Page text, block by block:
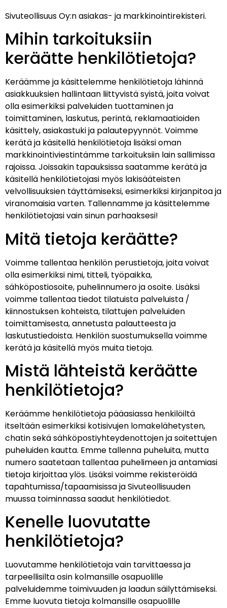
Sivuteollisuus Oy:n asiakas- ja markkinointirekisteri.
Mihin tarkoituksiin
keräätte henkilötietoja?
Keräämme ja käsittelemme henkilötietoja lähinnä
asiakkuuksien hallintaan liittyvistä syistä, joita voivat
olla esimerkiksi palveluiden tuottaminen ja
toimittaminen, laskutus, perintä, reklamaatioiden
käsittely, asiakastuki ja palautepyynnöt. Voimme
kerätä ja käsitellä henkilötietoja lisäksi oman
markkinointiviestintämme tarkoituksiin lain sallimissa
rajoissa. Joissakin tapauksissa saatamme kerätä ja
käsitellä henkilötietojasi myös lakisääteisten
velvollisuuksien täyttämiseksi, esimerkiksi kirjanpitoa ja
viranomaisia varten. Tallennamme ja käsittelemme
henkilötietojasi vain sinun parhaaksesi!
Mitä tietoja keräätte?
Voimme tallentaa henkilön perustietoja, joita voivat
olla esimerkiksi nimi, titteli, työpaikka,
sähköpostiosoite, puhelinnumero ja osoite. Lisäksi
voimme tallentaa tiedot tilatuista palveluista /
kiinnostuksen kohteista, tilattujen palveluiden
toimittamisesta, annetusta palautteesta ja
laskutustiedoista. Henkilön suostumuksella voimme
kerätä ja käsitellä myös muita tietoja.
Mistä lähteistä keräätte
henkilötietoja?
Keräämme henkilötietoja pääasiassa henkilöiltä
itseltään esimerkiksi kotisivujen lomakelähetysten,
chatin sekä sähköpostiyhteydenottojen ja soitettujen
puheluiden kautta. Emme tallenna puheluita, mutta
numero saatetaan tallentaa puhelimeen ja antamiasi
tietoja kirjoittaa ylös. Lisäksi voimme rekisteröidä
tapahtumissa/tapaamisissa ja Sivuteollisuuden
muussa toiminnassa saadut henkilötiedot.
Kenelle luovutatte
henkilötietoja?
Luovutamme henkilötietoja vain tarvittaessa ja
tarpeellisilta osin kolmansille osapuolille
palveluidemme toimivuuden ja laadun säilyttämiseksi.
Emme luovuta tietoja kolmansille osapuolille